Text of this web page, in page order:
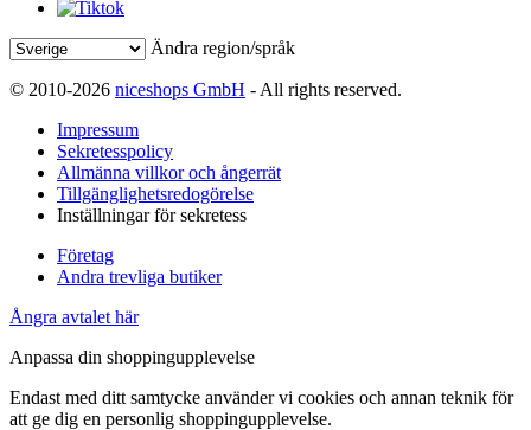
Ändra region/språk
© 2010-2026 niceshops GmbH - All rights reserved.
Impressum
Sekretesspolicy
Allmänna villkor och ångerrät
Tillgänglighetsredogörelse
Inställningar för sekretess
Företag
Andra trevliga butiker
Ångra avtalet här
Anpassa din shoppingupplevelse
Endast med ditt samtycke använder vi cookies och annan teknik för
att ge dig en personlig shoppingupplevelse.